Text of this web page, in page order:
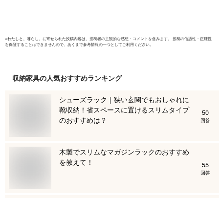
※わたしと、暮らし。 に寄せられた投稿内容は、投稿者の主観的な感想・コメントを含みます。 投稿の信憑性・正確性
を保証することはできませんので、あくまで参考情報の一つとしてご利用ください。
収納家具の人気おすすめランキング
シューズラック｜狭い玄関でもおしゃれに
靴収納！省スペースに置けるスリムタイプ
のおすすめは？
50
回答
木製でスリムなマガジンラックのおすすめ
を教えて！
55
回答